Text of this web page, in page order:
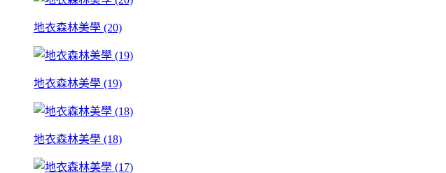
地衣森林美學 (20)
地衣森林美學 (19)
地衣森林美學 (18)